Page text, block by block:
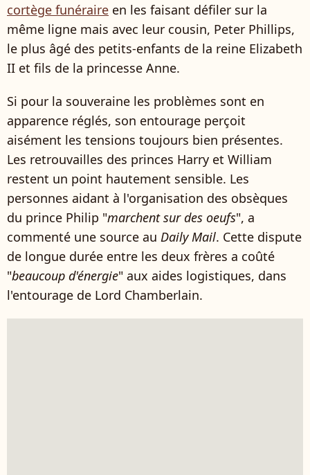
cortège funéraire en les faisant défiler sur la
même ligne mais avec leur cousin, Peter Phillips,
le plus âgé des petits-enfants de la reine Elizabeth
II et fils de la princesse Anne.
Si pour la souveraine les problèmes sont en
apparence réglés, son entourage perçoit
aisément les tensions toujours bien présentes.
Les retrouvailles des princes Harry et William
restent un point hautement sensible. Les
personnes aidant à l'organisation des obsèques
du prince Philip "marchent sur des oeufs", a
commenté une source au Daily Mail. Cette dispute
de longue durée entre les deux frères a coûté
"beaucoup d'énergie" aux aides logistiques, dans
l'entourage de Lord Chamberlain.